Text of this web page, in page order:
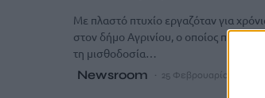
Με πλαστό πτυχίο εργαζόταν για
στον δήμο Αγρινίου, ο οποίος πλέον
τη μισθοδοσία…
Newsroom 25 Φεβρουαρίου, 2026